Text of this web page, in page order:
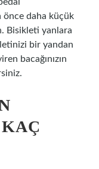
önce daha küçük
Bisikleti yanlara
bir yandan
bacağınızın